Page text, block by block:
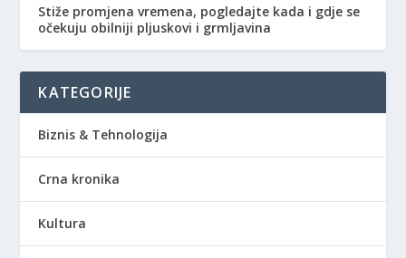
Stiže promjena vremena, pogledajte kada i gdje se
očekuju obilniji pljuskovi i grmljavina
KATEGORIJE
Biznis & Tehnologija
Crna kronika
Kultura